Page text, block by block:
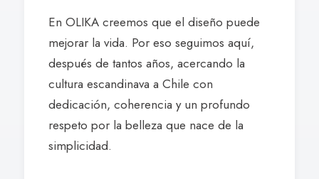
En OLIKA creemos que el diseño puede
mejorar la vida. Por eso seguimos aquí,
después de tantos años, acercando la
cultura escandinava a Chile con
dedicación, coherencia y un profundo
respeto por la belleza que nace de la
simplicidad.